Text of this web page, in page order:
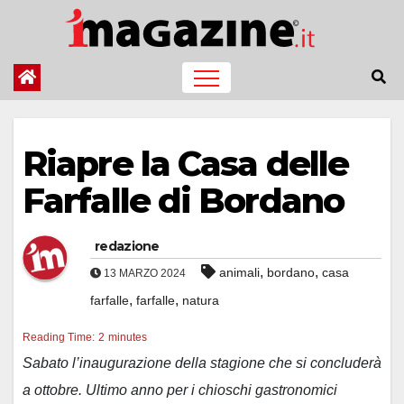
contenuto
Riapre la Casa delle
Farfalle di Bordano
redazione
13 MARZO 2024 animali, bordano, casa
farfalle, farfalle, natura
Reading Time: 2 minutes
Sabato l’inaugurazione della stagione che si concluderà
a ottobre. Ultimo anno per i chioschi gastronomici